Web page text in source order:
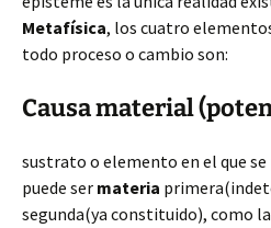
Metafísica, los cuatro
todo proceso o cambio son:
Causa material
sustrato o elemento en el que se
puede ser materia
segunda(ya constituido), como